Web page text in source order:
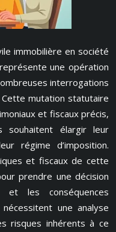
immobilière en société
une opération
interrogations
mutation statutaire
et fiscaux précis,
souhaitent élargir leur
régime d’imposition.
et fiscaux de cette
prendre une décision
et les conséquences
une analyse
risques inhérents à ce